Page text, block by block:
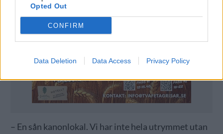
Opted Out
CONFIRM
Data Deletion Data Access Privacy Policy
– En sån kanonlokal. Vi har inte hela utrymmet utan